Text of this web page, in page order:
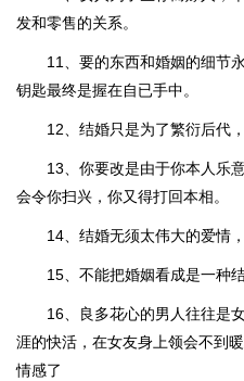
发和零售的关系。
11、要的东西和婚姻的细节
钥匙最终是握在自已手中。
12、结婚只是为了繁衍后代
13、你要改是由于你本人乐
会令你扫兴，你又得打回本相。
14、结婚无须太伟大的爱情
15、不能把婚姻看成是一种
16、良多花心的男人往往是
涯的快活，在女友身上领会不到
情感了